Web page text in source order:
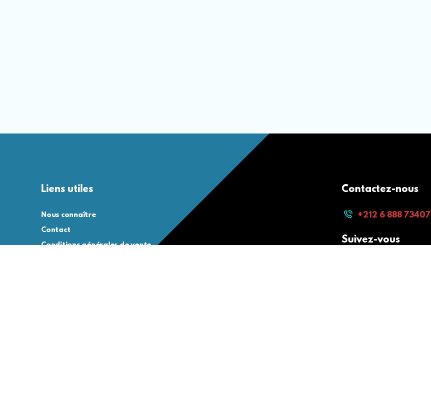
Liens utiles
Nous connaître
Contact
Conditions générales de vente
Contactez-nous
+212 6 888 73407
Suivez-vous